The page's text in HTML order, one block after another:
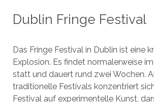
Dublin Fringe Festival
Das Fringe Festival in Dublin ist eine
Explosion. Es findet normalerweise
statt und dauert rund zwei Wochen.
traditionelle Festivals konzentriert
Festival auf experimentelle Kunst,